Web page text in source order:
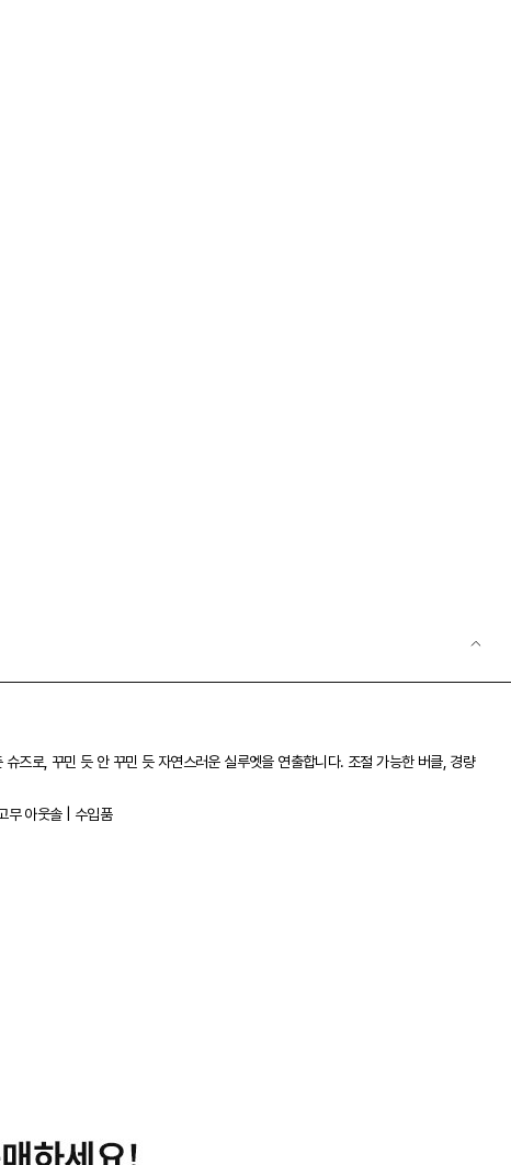
즈로, 꾸민 듯 안 꾸민 듯 자연스러운 실루엣을 연출합니다. 조절 가능한 버클, 경량
무 아웃솔 | 수입품